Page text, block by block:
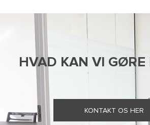
HVAD KAN VI GØRE
KONTAKT OS HER